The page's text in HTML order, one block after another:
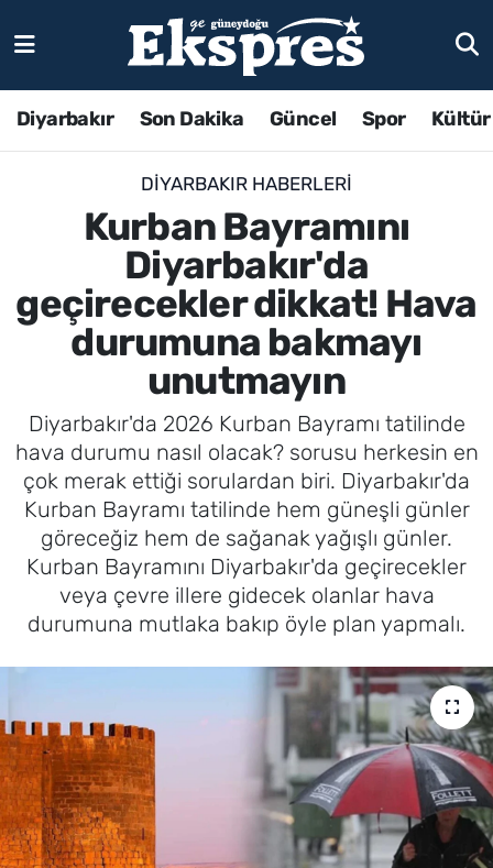
Diyarbakır Son Dakika Güncel Spor
DIYARBAKIR HABERLERI
Kurban Bayramını
Diyarbakır'da
geçirecekler dikkat! Hava
durumuna bakmayı
unutmayın
Diyarbakır'da 2026 Kurban Bayramı tatilinde
hava durumu nasıl olacak? sorusu herkesin en
çok merak ettiği sorulardan biri. Diyarbakır'da
Kurban Bayramı tatilinde hem güneşli günler
göreceğiz hem de sağanak yağışlı günler.
Kurban Bayramını Diyarbakır'da geçirecekler
veya çevre illere gidecek olanlar hava
durumuna mutlaka bakıp öyle plan yapmalı.